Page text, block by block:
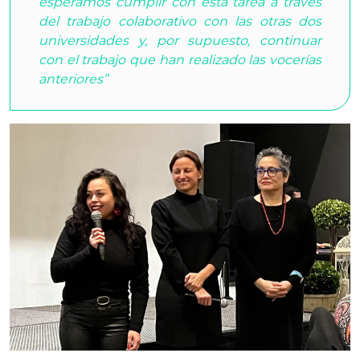
del trabajo colaborativo con las otras dos
universidades y, por supuesto, continuar
con el trabajo que han realizado las vocerías
anteriores”